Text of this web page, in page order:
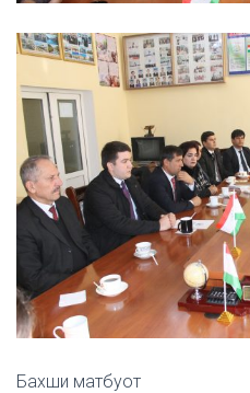
Бахши матбуот